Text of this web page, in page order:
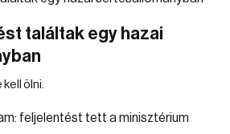
találtak egy hazai
kell ölni.